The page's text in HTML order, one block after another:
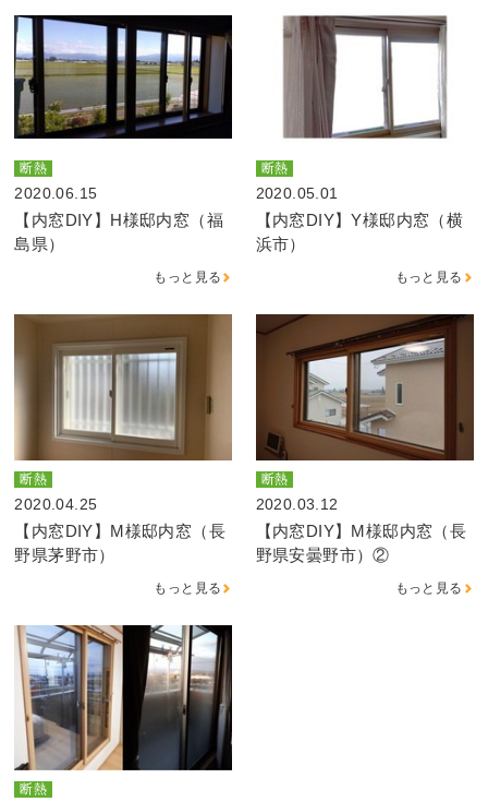
断熱
2020.06.15
【内窓DIY】H様邸内窓（福
島県）
もっと見る
断熱
2020.05.01
【内窓DIY】Y様邸内窓（横
浜市）
もっと見る
断熱
2020.04.25
【内窓DIY】M様邸内窓（長
野県茅野市）
もっと見る
断熱
2020.03.12
【内窓DIY】M様邸内窓（長
野県安曇野市）②
もっと見る
断熱